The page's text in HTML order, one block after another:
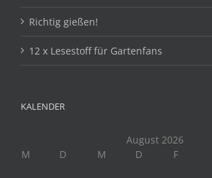
Richtig gießen!
12 x Lesestoff für Gartenfans
KALENDER
August 2026
M
D M D F